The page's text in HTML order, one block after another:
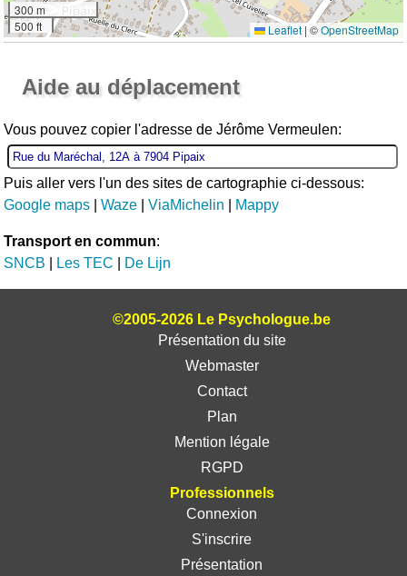
300 m
500 ft
Leaflet | ©OpenStreetMap
Aide au déplacement
Vous pouvez copier l'adresse de Jérôme Vermeulen:
Puis aller vers l'un des sites de cartographie ci-dessous:
Google maps |Waze |ViaMichelin Mappy
Transport en commun:
SNCB
Les TEC De Lijn
©2005-2026 Le Psychologue.be
Présentation du site
Webmaster
Contact
Plan
Mention légale
RGPD
Professionnels
Connexion
S'inscrire
Présentation